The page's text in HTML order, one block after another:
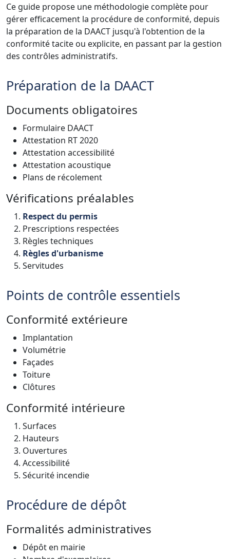
Ce guide propose une méthodologie complète pour
gérer efficacement la procédure de conformité, depuis
la préparation de la DAACT jusqu'à l'obtention de la
conformité tacite ou explicite, en passant par la gestion
des contrôles administratifs.
Préparation de la DAACT
Documents obligatoires
Formulaire DAACT
Attestation RT 2020
Attestation accessibilité
Attestation acoustique
Plans de récolement
Vérifications préalables
Respect du permis
Prescriptions respectées
Règles techniques
Règles d'urbanisme
Servitudes
Points de contrôle essentiels
Conformité extérieure
Implantation
Volumétrie
Façades
Toiture
Clôtures
Conformité intérieure
Surfaces
Hauteurs
Ouvertures
Accessibilité
Sécurité incendie
Procédure de dépôt
Formalités administratives
Dépôt en mairie